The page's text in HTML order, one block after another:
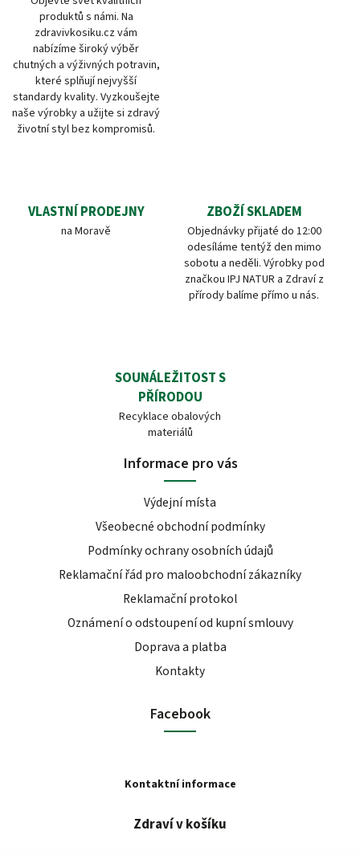
produktů s námi. Na
zdravivkosiku.cz vám
nabízíme široký výběr
chutných a výživných potravin,
které splňují nejvyšší
standardy kvality. Vyzkoušejte
naše výrobky a užijte si zdravý
životní styl bez kompromisů.
VLASTNÍ PRODEJNY
na Moravě
ZBOŽÍ SKLADEM
Objednávky přijaté do 12:00
odesíláme tentýž den mimo
sobotu a neděli. Výrobky pod
značkou IPJ NATUR a Zdraví z
přírody balíme přímo u nás.
SOUNÁLEŽITOST S
PŘÍRODOU
Recyklace obalových
materiálů
Informace pro vás
Výdejní místa
Všeobecné obchodní podmínky
Podmínky ochrany osobních údajů
Reklamační řád pro maloobchodní zákazníky
Reklamační protokol
Oznámení o odstoupení od kupní smlouvy
Doprava a platba
Kontakty
Facebook
Kontaktní informace
Zdraví v košíku